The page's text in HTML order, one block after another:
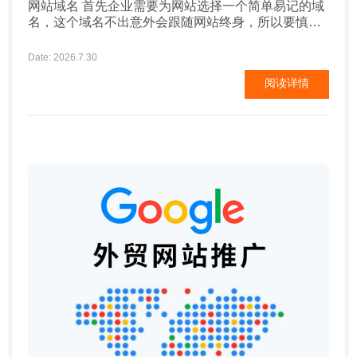
网站域名 首先企业需要为网站选择一个简单易记的域
名，这个域名不出意外会跟随网站终身，所以要慎重
用户一眼了解企业是做什么的，并且对后期的谷歌
SEO排名也有帮助。比较注重企业品牌营销的企业建
议以品牌名为域名。域名中不要添加特殊符号，不要
使用汉语拼音或汉字。 二、网站内容及设计 ...
Date: 2026.7.30
阅读详情